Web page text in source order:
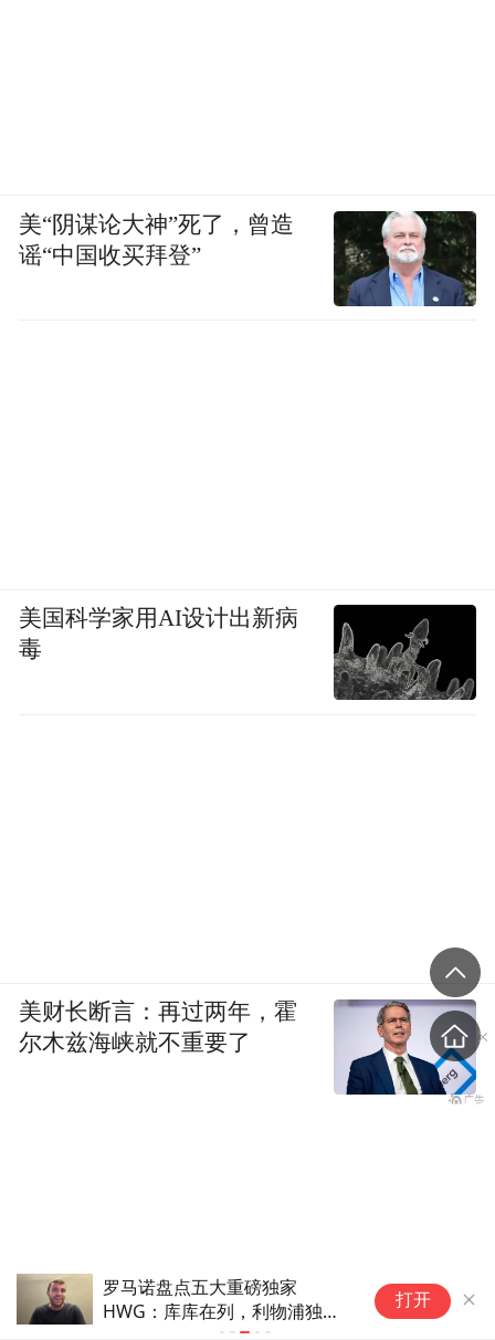
伊朗官员称防务协议无法保障沙
特安全
打开
美“阴谋论大神”死了，曾造
谣“中国收买拜登”
美国科学家用AI设计出新病
毒
美财长断言：再过两年，霍
尔木兹海峡就不重要了